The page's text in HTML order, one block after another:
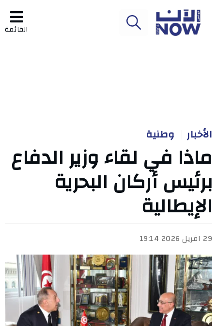
القائمة
الأخبار وطنية
ماذا في لقاء وزير الدفاع
برئيس أركان البحرية
الإيطالية
29 افريل 2026 19:14